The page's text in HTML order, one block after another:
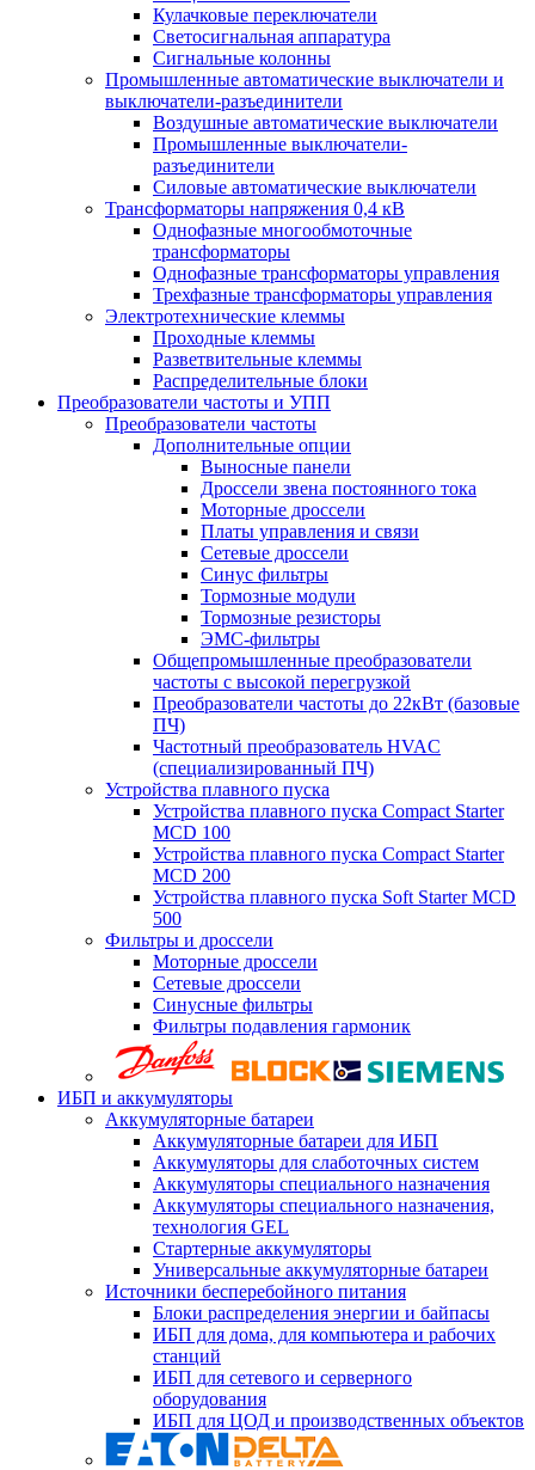
Кулачковые переключатели
Светосигнальная аппаратура
Сигнальные колонны
Промышленные автоматические выключатели и
выключатели-разъединители
Воздушные автоматические выключатели
Промышленные выключатели-
разъединители
Силовые автоматические выключатели
Трансформаторы напряжения 0,4 кВ
Однофазные многообмоточные
трансформаторы
Однофазные трансформаторы управления
Трехфазные трансформаторы управления
Электротехнические клеммы
Проходные клеммы
Разветвительные клеммы
Распределительные блоки
Преобразователи частоты и УПП
Преобразователи частоты
Дополнительные опции
Выносные панели
Дроссели звена постоянного тока
Моторные дроссели
Платы управления и связи
Сетевые дроссели
Синус фильтры
Тормозные модули
Тормозные резисторы
ЭМС-фильтры
Общепромышленные преобразователи
частоты с высокой перегрузкой
Преобразователи частоты до 22кВт (базовые
ПЧ)
Частотный преобразователь HVAC
(специализированный ПЧ)
Устройства плавного пуска
Устройства плавного пуска Compact Starter
MCD 100
Устройства плавного пуска Compact Starter
MCD 200
Устройства плавного пуска Soft Starter MCD
500
Фильтры и дроссели
Моторные дроссели
Сетевые дроссели
Синусные фильтры
Фильтры подавления гармоник
ИБП и аккумуляторы
Аккумуляторные батареи
Аккумуляторные батареи для ИБП
Аккумуляторы для слаботочных систем
Аккумуляторы специального назначения
Аккумуляторы специального назначения,
технология GEL
Стартерные аккумуляторы
Универсальные аккумуляторные батареи
Источники бесперебойного питания
Блоки распределения энергии и байпасы
ИБП для дома, для компьютера и рабочих
станций
ИБП для сетевого и серверного
оборудования
ИБП для ЦОД и производственных объектов